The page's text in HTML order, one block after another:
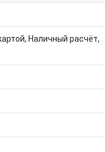
Наличный расчёт,